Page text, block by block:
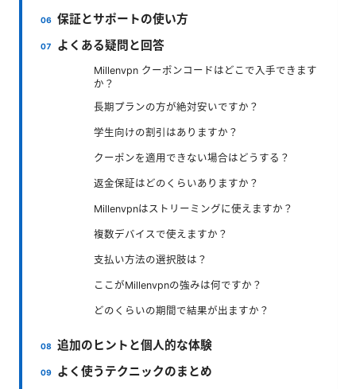
保証とサポートの使い方
よくある疑問と回答
Millenvpn クーポンコードはどこで入手できます
か？
長期プランの方が絶対安いですか？
学生向けの割引はありますか？
クーポンを適用できない場合はどうする？
返金保証はどのくらいありますか？
Millenvpnはストリーミングに使えますか？
複数デバイスで使えますか？
支払い方法の選択肢は？
ここがMillenvpnの強みは何ですか？
どのくらいの期間で結果が出ますか？
追加のヒントと個人的な体験
よく使うテクニックのまとめ